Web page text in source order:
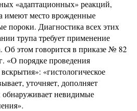
«адаптационных» реакций,
имеют место врожденные
пороки. Диагностика всех этих
трупа требует применение
Об этом говорится в приказе № 82
порядке проведения
«гистологическое
уточняет, дополняет
обнаруживает невидимые